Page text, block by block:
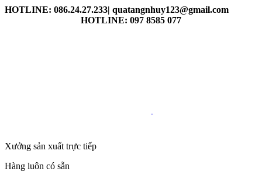
HOTLINE: 086.24.27.233| quatangnhuy123@gmail.com
HOTLINE: 097 8585 077
Xưởng sản xuất trực tiếp
Hàng luôn có sẵn